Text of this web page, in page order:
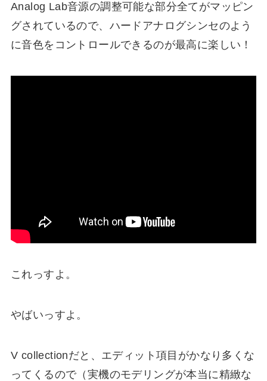
Analog Lab音源の調整可能な部分全てがマッピン
グされているので、ハードアナログシンセのよう
に音色をコントロールできるのが最高に楽しい！
これっすよ。
やばいっすよ。
V collectionだと、エディット項目がかなり多くな
ってくるので（実機のモデリングが本当に精緻な